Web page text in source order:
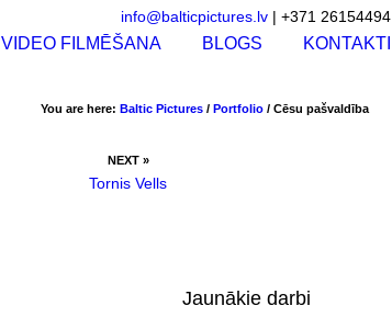
info@balticpictures.lv | +371 26154494
VIDEO FILMĒŠANA BLOGS KONTAKTI
You are here: Baltic Pictures / Portfolio / Cēsu pašvaldība
NEXT »
Tornis Vells
Jaunākie darbi